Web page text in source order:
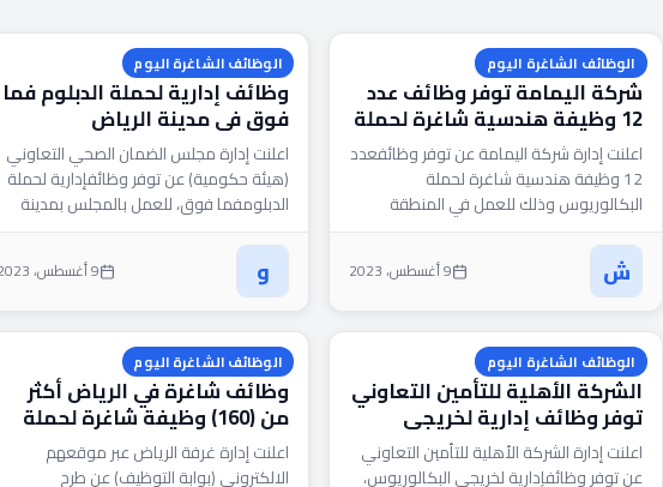
الوظائف الشاغرة اليوم
شركة اليمامة توفر وظائف عدد
12 وظيفة هندسية شاغرة لحملة
البكالوريوس
اعلنت إدارة شركة اليمامة عن توفر وظائفعدد
12 وظيفة هندسية شاغرة لحملة
البكالوريوس وذلك للعمل في المنطقة
الشرقية، حسب التفاصيل التالية: المسميات
الوظيفية:...
ش 9 أغسطس، 2023
الوظائف الشاغرة اليوم
وظائف إدارية لحملة الدبلوم فما
فوق في مدينة الرياض
اعلنت إدارة مجلس الضمان الصحي التعاوني
(هيئة حكومية) عن توفر وظائفإدارية لحملة
الدبلومفما فوق، للعمل بالمجلس بمدينة
الرياض، وذلك وفقاً لبقية التفاصيل
الموضحة...
و 9 أغسطس، 2023
الوظائف الشاغرة اليوم
الشركة الأهلية للتأمين التعاوني
توفر وظائف إدارية لخريجي
البكالوريوس، للعمل بمدينة
الرياض
اعلنت إدارة الشركة الأهلية للتأمين التعاوني
عن توفر وظائفإدارية لخريجي البكالوريوس،
الوظائف الشاغرة اليوم
وظائف شاغرة في الرياض أكثر
من (160) وظيفة شاغرة لحملة
جميع المؤهلات رجال ونساء
اعلنت إدارة غرفة الرياض عبر موقعهم
الالكتروني (بوابة التوظيف) عن طرح